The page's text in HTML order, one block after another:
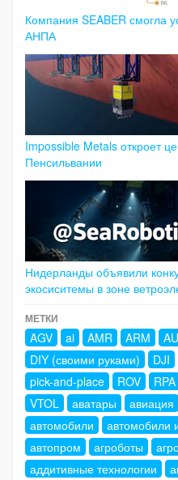
Компания SEABER смогла
АНПА
Impossible Metals откроет
Пенсильвании
Нидерланды объявили
экосиситемы в зоне
МЕТКИ
AGV ai AMR ARM
DIY (своими руками)
DJI
pick-and-place
ROV RPA
VTOL
аватары авиация
автомобили
автомобили
автопром
агроботы
аддитивные технологии